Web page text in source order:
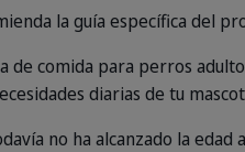
la guía específica del
de comida para perros
diarias de tu
no ha alcanzado la